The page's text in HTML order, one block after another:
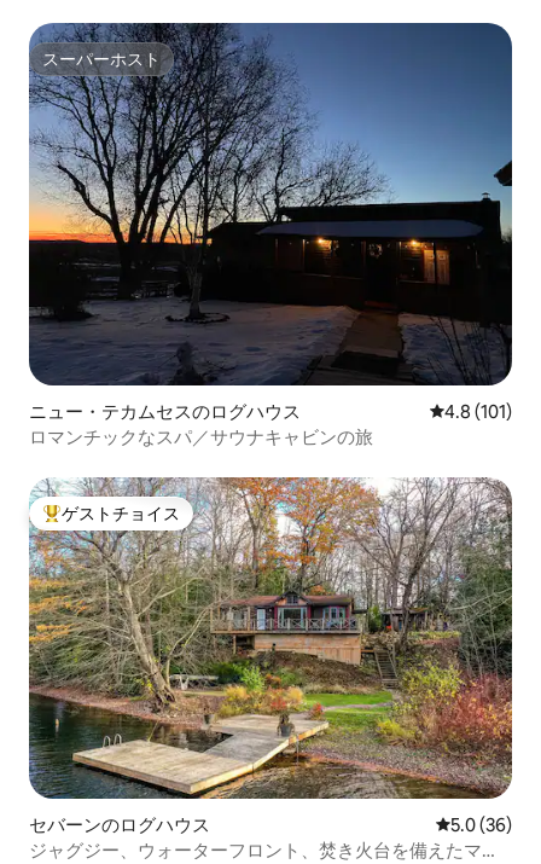
スーパーホスト
スーパーホスト
ニュー・テカムセスのログハウス レビュー101
4.8 (101)
ロマンチックなスパ／サウナキャビンの旅
大好評のゲストチョイスです。
ゲストチョイス
セバーンのログハウス レビュー36
5.0 (36)
ジャグジー、ウォーターフロント、焚き火台を備えたマス